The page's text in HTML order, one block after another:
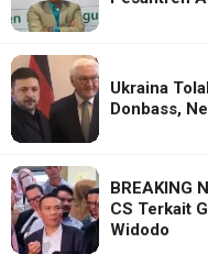
Ukraina
Donbass,
BREAKING
CS Terkait
Widodo